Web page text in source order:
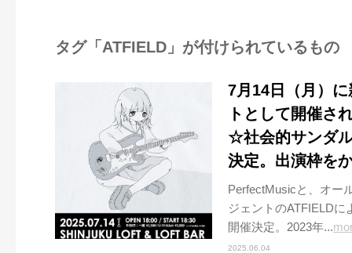
タグ「ATFIELD」が付けられているもの
7月14日（月）
トとして開催さ
☆社会的サンダ
決定。出演枠を
PerfectMusicと、オー
ジェントのATFIELD
開催決定。2023年...
2025.06.04